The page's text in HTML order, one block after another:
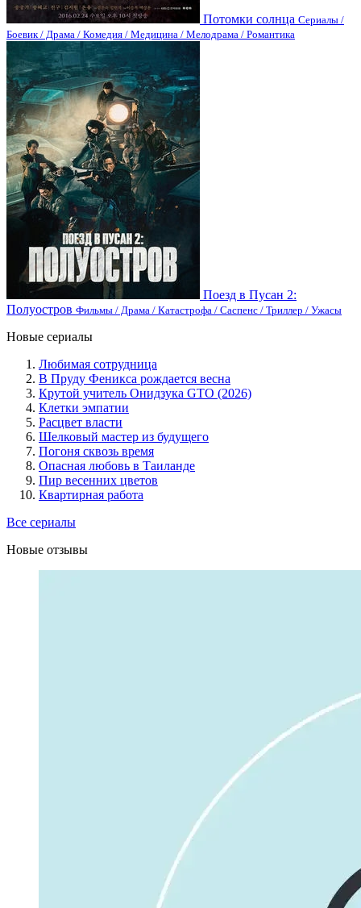
Потомки солнца Сериалы /
Боевик / Драма / Комедия / Медицина / Мелодрама / Романтика
Поезд в Пусан 2:
Полуостров Фильмы / Драма / Катастрофа / Саспенс / Триллер / Ужасы
Новые сериалы
Любимая сотрудница
В Пруду Феникса рождается весна
Крутой учитель Онидзука GTO (2026)
Клетки эмпатии
Расцвет власти
Шелковый мастер из будущего
Погоня сквозь время
Опасная любовь в Таиланде
Пир весенних цветов
Квартирная работа
Все сериалы
Новые отзывы